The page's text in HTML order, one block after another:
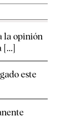
la opinión
[...]
este